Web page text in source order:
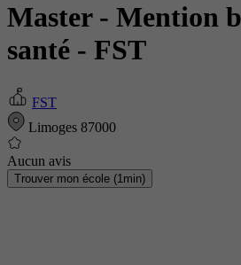
Master - Mention
santé - FST
FST
Limoges 87000
Aucun avis
Trouver mon école (1min)